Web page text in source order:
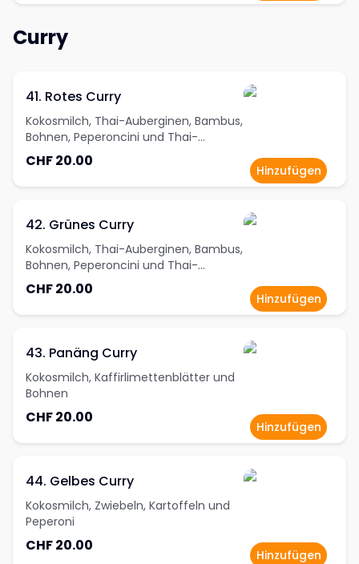
Curry
41. Rotes Curry
Kokosmilch, Thai-Auberginen, Bambus,
Bohnen, Peperoncini und Thai-
Basilikum
CHF 20.00
Hinzufügen
42. Grünes Curry
Kokosmilch, Thai-Auberginen, Bambus,
Bohnen, Peperoncini und Thai-
Basilikum
CHF 20.00
Hinzufügen
43. Panäng Curry
Kokosmilch, Kaffirlimettenblätter und
Bohnen
CHF 20.00
Hinzufügen
44. Gelbes Curry
Kokosmilch, Zwiebeln, Kartoffeln und
Peperoni
CHF 20.00
Hinzufügen